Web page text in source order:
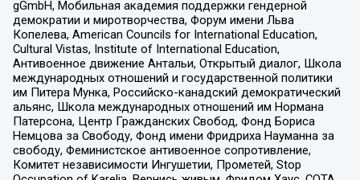
gGmbH, Мобильная академия поддержки гендерной
демократии и миротворчества, Форум имени Льва
Копелева, American Councils for International Education,
Cultural Vistas, Institute of International Education,
Антивоенное движение Антальи, Открытый диалог, Школа
международных отношений и государственной политики
им Питера Мунка, Российско-канадский демократический
альянс, Школа международных отношений им Нормана
Патерсона, Центр Гражданских Свобод, Фонд Бориса
Немцова за Свободу, Фонд имени Фридриха Науманна за
свободу, Феминистское антивоенное сопротивление,
Комитет независимости Ингушетии, Прометей, Stop